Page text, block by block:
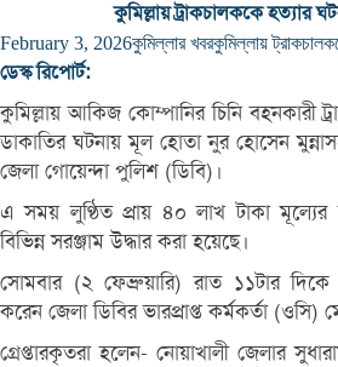
কুমিল্লায় ট্রাকচালককে হত্যার
February 3, 2026কুমিল্লার খবরকুমিল্লায়
ডেস্ক রিপোর্ট:
কুমিল্লায় আকিজ কোম্পানির চিনি বহনকারী
ডাকাতির ঘটনায় মূল হোতা নুর হোসেন
জেলা গোয়েন্দা পুলিশ (ডিবি)।
এ সময় লুণ্ঠিত প্রায় ৪০ লাখ টাকা মূল্যের
বিভিন্ন সরঞ্জাম উদ্ধার করা হয়েছে।
সোমবার (২ ফেব্রুয়ারি) রাত ১১টার দিকে
করেন জেলা ডিবির ভারপ্রাপ্ত কর্মকর্তা
গ্রেপ্তারকৃতরা হলেন- নোয়াখালী জেলার